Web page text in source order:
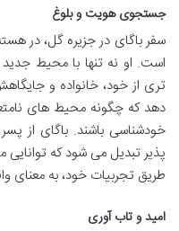
جستجوی هویت و بلوغ
سفر باگای در جزیره گل، در
است. او نه تنها با محیط
تری از خود، خانواده و
دهد که چگونه محیط های
خودشناسی باشند. باگای از
پذیر تبدیل می شود که توانایی
طریق تجربیات خود، به معنای
امید و تاب آوری